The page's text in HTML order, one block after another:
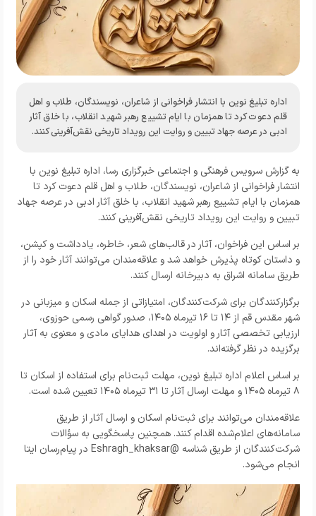
اداره تبلیغ نوین با انتشار فراخوانی از شاعران، نویسندگان، طلاب و اهل
قلم دعوت کرد تا همزمان با ایام تشییع رهبر شهید انقلاب، با خلق آثار
ادبی در عرصه جهاد تبیین و روایت این رویداد تاریخی نقش‌آفرینی کنند.
به گزارش سرویس فرهنگی و اجتماعی خبرگزاری رسا، اداره تبلیغ نوین با
انتشار فراخوانی از شاعران، نویسندگان، طلاب و اهل قلم دعوت کرد تا
همزمان با ایام تشییع رهبر شهید انقلاب، با خلق آثار ادبی در عرصه جهاد
تبیین و روایت این رویداد تاریخی نقش‌آفرینی کنند.
بر اساس این فراخوان، آثار در قالب‌های شعر، خاطره، یادداشت و کپشن،
و داستان کوتاه پذیرش خواهد شد و علاقه‌مندان می‌توانند آثار خود را از
طریق سامانه اشراق به دبیرخانه ارسال کنند.
برگزارکنندگان برای شرکت‌کنندگان، امتیازاتی از جمله اسکان و میزبانی در
شهر مقدس قم از ۱۴ تا ۱۶ تیرماه ۱۴۰۵، صدور گواهی رسمی حوزوی،
ارزیابی تخصصی آثار و اولویت در اهدای هدایای مادی و معنوی به آثار
برگزیده در نظر گرفته‌اند.
بر اساس اعلام اداره تبلیغ نوین، مهلت ثبت‌نام برای استفاده از اسکان تا
۸ تیرماه ۱۴۰۵ و مهلت ارسال آثار تا ۳۱ تیرماه ۱۴۰۵ تعیین شده است.
علاقه‌مندان می‌توانند برای ثبت‌نام اسکان و ارسال آثار از طریق
سامانه‌های اعلام‌شده اقدام کنند. همچنین پاسخگویی به سؤالات
شرکت‌کنندگان از طریق شناسه @Eshragh_khaksar در پیام‌رسان ایتا
انجام می‌شود.